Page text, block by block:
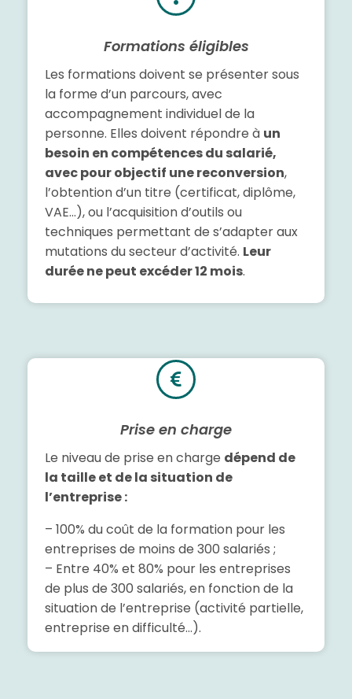
Formations éligibles
Les formations doivent se présenter sous
la forme d’un parcours, avec
accompagnement individuel de la
personne. Elles doivent répondre à un
besoin en compétences du salarié,
avec pour objectif une reconversion,
l’obtention d’un titre (certificat, diplôme,
VAE…), ou l’acquisition d’outils ou
techniques permettant de s’adapter aux
mutations du secteur d’activité. Leur
durée ne peut excéder 12 mois.
Prise en charge
Le niveau de prise en charge dépend de
la taille et de la situation de
l’entreprise :
– 100% du coût de la formation pour les
entreprises de moins de 300 salariés ;
– Entre 40% et 80% pour les entreprises
de plus de 300 salariés, en fonction de la
situation de l’entreprise (activité partielle,
entreprise en difficulté…).